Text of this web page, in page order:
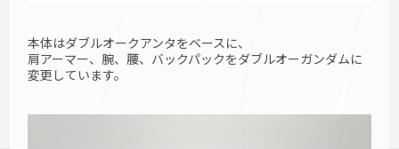
本体はダブルオークアンタをベースに、
肩アーマー、腕、腰、バックパックをダブルオーガンダムに
変更しています。